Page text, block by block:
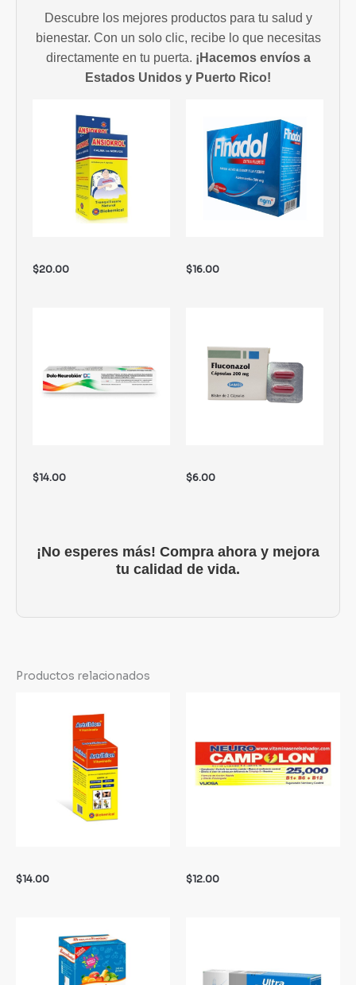
Descubre los mejores productos para tu salud y
bienestar. Con un solo clic, recibe lo que necesitas
directamente en tu puerta. ¡Hacemos envíos a
Estados Unidos y Puerto Rico!
$20.00 $16.00
$14.00 $6.00
¡No esperes más! Compra ahora y mejora
tu calidad de vida.
Productos relacionados
$14.00 $12.00